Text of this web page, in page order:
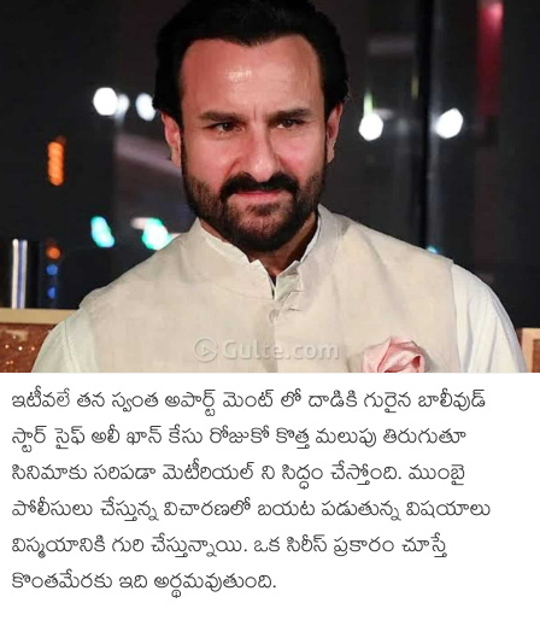
ఇటీవలే తన స్వంత అపార్ట్ మెంట్ లో దాడికి గురైన బాలీవుడ్
స్టార్ సైఫ్ అలీ ఖాన్ కేసు రోజుకో కొత్త మలుపు తిరుగుతూ
సినిమాకు సరిపడా మెటీరియల్ ని సిద్ధం చేస్తోంది. ముంబై
పోలీసులు చేస్తున్న విచారణలో బయట పడుతున్న విషయాలు
విస్మయానికి గురి చేస్తున్నాయి. ఒక సిరీస్ ప్రకారం చూస్తే
కొంతమేరకు ఇది అర్థమవుతుంది.